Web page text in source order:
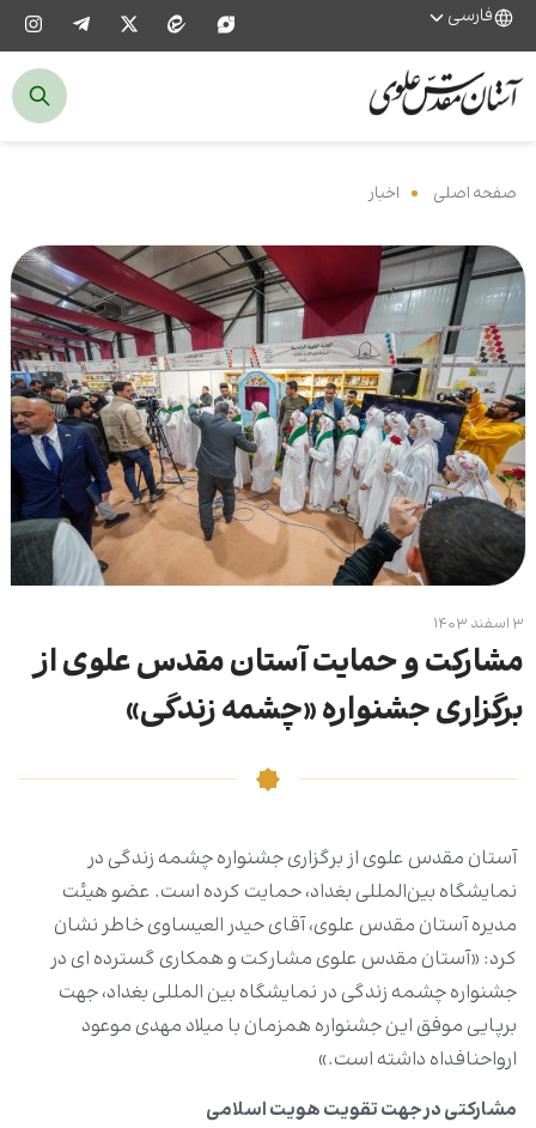
فارسی
صفحه اصلی اخبار
۳ اسفند ۱۴۰۳
مشارکت و حمایت آستان مقدس علوی از
برگزاری جشنواره «چشمه زندگی»
آستان مقدس علوی از برگزاری جشنواره‌ چشمه زندگی در
نمایشگاه بین‌المللی بغداد، حمایت کرده است. عضو هیئت
مدیره آستان مقدس علوی، آقای حیدر العیساوی خاطر نشان
کرد: «آستان مقدس علوی مشارکت و همکاری گسترده ای در
جشنواره چشمه زندگی در نمایشگاه بین المللی بغداد، جهت
برپایی موفق این جشنواره همزمان با میلاد مهدی موعود
ارواحنافداه داشته است.»
مشارکتی در جهت تقویت هویت اسلامی